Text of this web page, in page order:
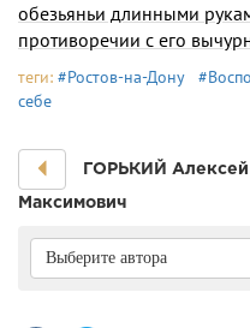
обезьяньи длинными
противоречии с его
теги: #Ростов-на-Дону
себе
ГОРЬКИЙ Алексей
Максимович
Выберите автора